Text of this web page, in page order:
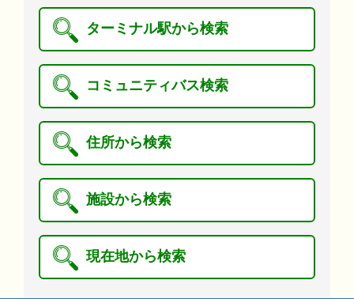
ターミナル駅から検索
コミュニティバス検索
住所から検索
施設から検索
現在地から検索